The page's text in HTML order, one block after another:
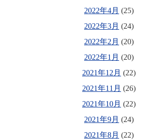
2022年4月 (25)
2022年3月 (24)
2022年2月 (20)
2022年1月 (20)
2021年12月 (22)
2021年11月 (26)
2021年10月 (22)
2021年9月 (24)
2021年8月 (22)